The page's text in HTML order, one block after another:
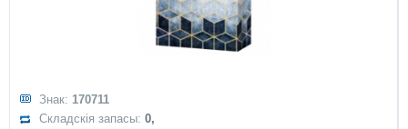
Знак: 170711
Складскія запасы:0,